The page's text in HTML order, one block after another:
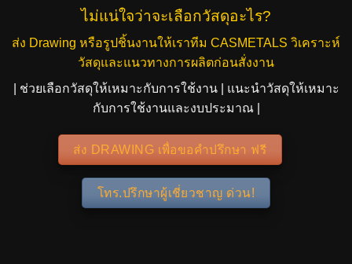
ไม่แน่ใจว่าจะเลือกวัสดุอะไร?
ส่ง Drawing หรือรูปชิ้นงานให้เราทีม CASMETALS วิเคราะห์
วัสดุและแนวทางการผลิตก่อนสั่งงาน
| ช่วยเลือกวัสดุให้เหมาะกับการใช้งาน | แนะนำวัสดุให้เหมาะ
กับการใช้งานและงบประมาณ |
ส่ง DRAWING เพื่อขอคำปรึกษา ฟรี
โทร.ปรึกษาผู้เชี่ยวชาญ ด่วน!